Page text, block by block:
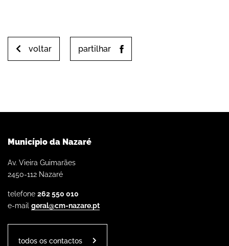
voltar partilhar
Município da Nazaré
Av. Vieira Guimarães
2450-112 Nazaré
telefone 262 550 010
e-mail geral@cm-nazare.pt
todos os contactos